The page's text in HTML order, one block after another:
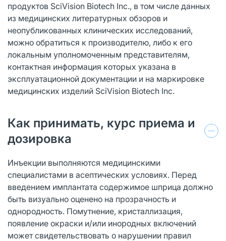
продуктов SciVision Biotech Inc., в том числе данных
из медицинских литературных обзоров и
неопубликованных клинических исследований,
можно обратиться к производителю, либо к его
локальным уполномоченным представителям,
контактная информация которых указана в
эксплуатационной документации и на маркировке
медицинских изделий SciVision Biotech Inc.
Как принимать, курс приема и
дозировка
Инъекции выполняются медицинскими
специалистами в асептических условиях. Перед
введением имплантата содержимое шприца должно
быть визуально оценено на прозрачность и
однородность. Помутнение, кристаллизация,
появление окраски и/или инородных включений
может свидетельствовать о нарушении правил